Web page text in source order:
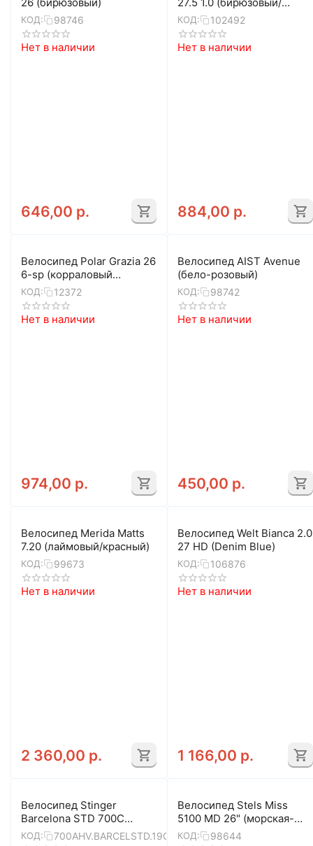
КОД: 98746
Нет в наличии
646,00 р.
желтый)
КОД: 102492
Нет в наличии
884,00 р.
Велосипед Polar Grazia 26
6-sp (корраловый
барбери)
КОД: 12372
Нет в наличии
974,00 р.
Велосипед AIST Avenue
(бело-розовый)
КОД: 98742
Нет в наличии
450,00 р.
Велосипед Merida Matts
7.20 (лаймовый/красный)
КОД: 99673
Нет в наличии
2 360,00 р.
Велосипед Welt Bianca 2.0
27 HD (Denim Blue)
КОД: 106876
Нет в наличии
1 166,00 р.
Велосипед Stinger
Barcelona STD 700C
(зелёный)
КОД: 700AHV.BARCELSTD.19GN1
Велосипед Stels Miss
5100 MD 26" (морская-
волна)
КОД: 98644